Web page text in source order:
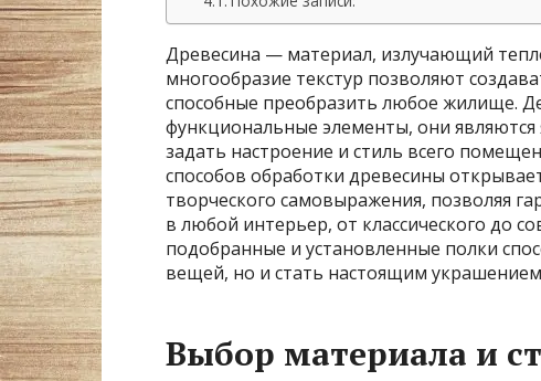
Древесина — материал, излучающий
многообразие текстур позволяют
способные преобразить любое жилище.
функциональные элементы, они
задать настроение и стиль всего
способов обработки древесины
творческого самовыражения, позволяя
в любой интерьер, от классического до
подобранные и установленные полки
вещей, но и стать настоящим
Выбор материала и